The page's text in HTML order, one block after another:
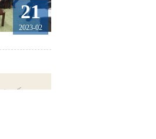
21
2023-02